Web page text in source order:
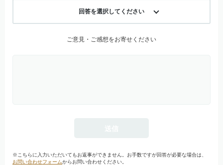
回答を選択してください
ご意見・ご感想をお寄せください
※こちらに入力いただいてもお返事ができません。お手数ですが回答が必要な場合は、
お問い合わせフォームからお問い合わせください。